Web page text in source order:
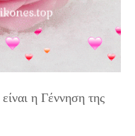
είναι η Γέννηση της